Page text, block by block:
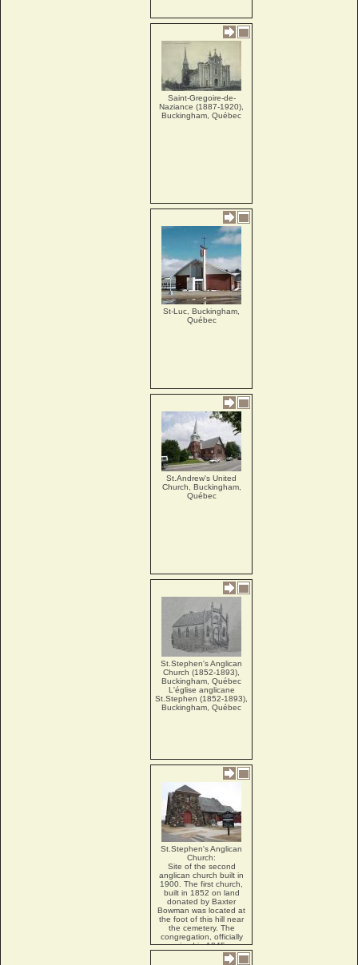
Saint-Gregoire-de-
Naziance (1887-1920),
Buckingham, Québec
St-Luc, Buckingham,
Québec
St.Andrew's United
Church, Buckingham,
Québec
St.Stephen's Anglican
Church (1852-1893),
Buckingham, Québec
L'église anglicane
St.Stephen (1852-1893),
Buckingham, Québec
St.Stephen's Anglican
Church:
Site of the second
anglican church built in
1900. The first church,
built in 1852 on land
donated by Baxter
Bowman was located at
the foot of this hill near
the cemetery. The
congregation, officially
organized in 1845, was
visited by missionairies
until 1850, when